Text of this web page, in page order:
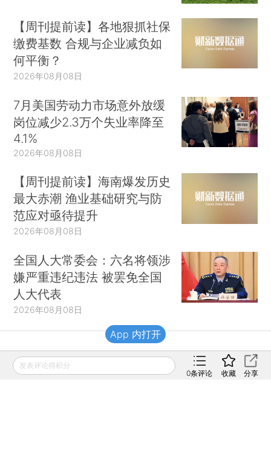
【周刊提前读】各地狠抓社保
缴费基数 合规与企业减负如
何平衡？
2026年08月08日
7月美国劳动力市场意外放缓
岗位减少2.3万个失业率降至
4.1%
2026年08月08日
【周刊提前读】海南爆发历史
最大赤潮 渔业基础研究与防
范应对亟待提升
2026年08月08日
全国人大常委会：六名将领涉
嫌严重违纪违法 被罢免全国
人大代表
2026年08月08日
财新移动
发表评论得积分
0条评论 收藏 分享
App 内打开